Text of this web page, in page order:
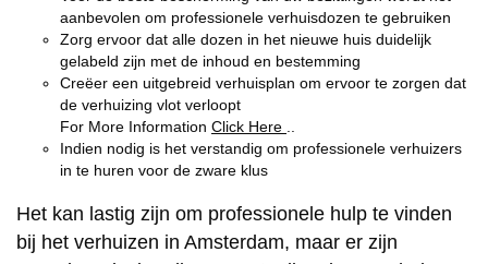
aanbevolen om professionele verhuisdozen te gebruiken
Zorg ervoor dat alle dozen in het nieuwe huis duidelijk
gelabeld zijn met de inhoud en bestemming
Creëer een uitgebreid verhuisplan om ervoor te zorgen dat
de verhuizing vlot verloopt
For More Information Click Here ..
Indien nodig is het verstandig om professionele verhuizers
in te huren voor de zware klus
Het kan lastig zijn om professionele hulp te vinden
bij het verhuizen in Amsterdam, maar er zijn